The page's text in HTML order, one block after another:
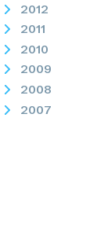
2012
2011
2010
2009
2008
2007